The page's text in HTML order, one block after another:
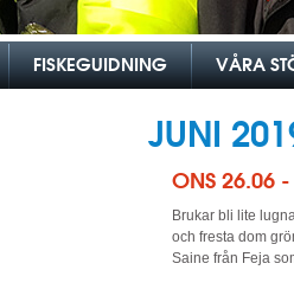
FISKEGUIDNING VÅRA
JUNI
ONS 26.06 -
Brukar bli lite
och fresta dom
Saine från Feja